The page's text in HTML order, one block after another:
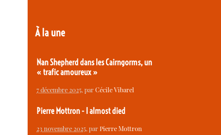
À la une
Nan Shepherd dans les Cairngorms, un
« trafic amoureux »
7 décembre 2025, parCécile Vibarel
Pierre Mottron - I almost died
23 novembre 2025, parPierre Mottron